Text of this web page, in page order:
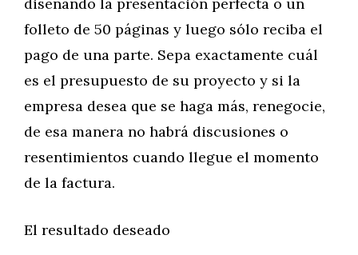
folleto de 50 páginas y luego sólo reciba el
pago de una parte. Sepa exactamente cuál
es el presupuesto de su proyecto y si la
empresa desea que se haga más, renegocie,
de esa manera no habrá discusiones o
resentimientos cuando llegue el momento
de la factura.
El resultado deseado